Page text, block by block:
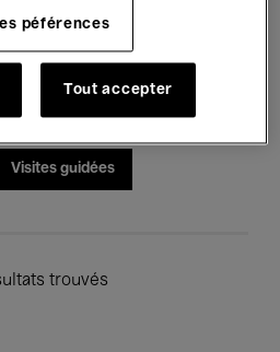
Palace
Visites guidées
trouvés
péférences
Tout accepter